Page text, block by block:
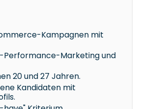
Kampagnen mit
Performance-Marketing und
20 und 27 Jahren.
Kandidaten mit